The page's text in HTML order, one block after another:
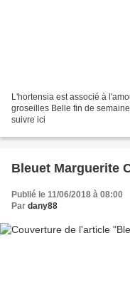
L'hortensia est associé à
groseilles Belle fin de
suivre ici
Bleuet Marguerite
Publié le 11/06/2018 à 08:00
Par dany88